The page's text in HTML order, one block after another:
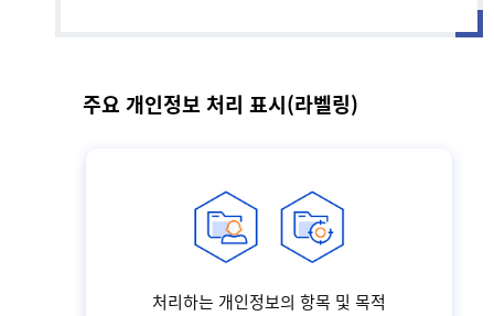
주요 개인정보 처리 표시(라벨링)
처리하는 개인정보의 항목 및 목적